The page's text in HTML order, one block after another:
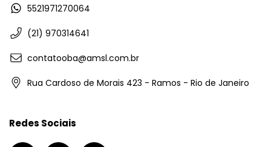
5521971270064
(21) 970314641
contatooba@amsl.com.br
Rua Cardoso de Morais 423 - Ramos - Rio de Janeiro
Redes Sociais